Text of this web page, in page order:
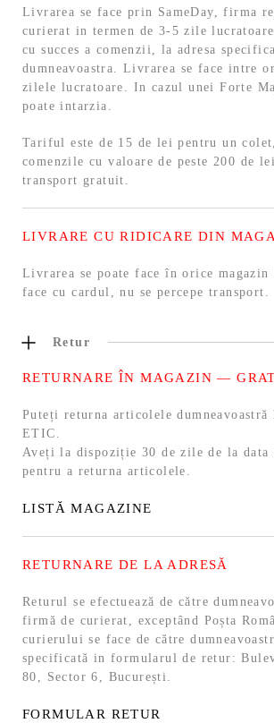
Livrarea se face prin SameDay, firma
curierat in termen de 3-5 zile
cu succes a comenzii, la adresa
dumneavoastra. Livrarea se face intre
zilele lucratoare. In cazul unei Forte
poate intarzia.
Tariful este de 15 de lei pentru un
comenzile cu valoare de peste 200 de
transport gratuit.
LIVRARE CU RIDICARE DIN
Livrarea se poate face în orice magazin
face cu cardul, nu se percepe transport.
Retur
RETURNARE ÎN MAGAZIN —
Puteți returna articolele dumneavoastră
ETIC.
Aveți la dispoziție 30 de zile de la data
pentru a returna articolele.
LISTĂ MAGAZINE
RETURNARE DE LA ADRESĂ
Returul se efectuează de către
firmă de curierat, exceptând Poșta
curierului se face de către
specificată in formularul de retur:
80, Sector 6, București.
FORMULAR RETUR